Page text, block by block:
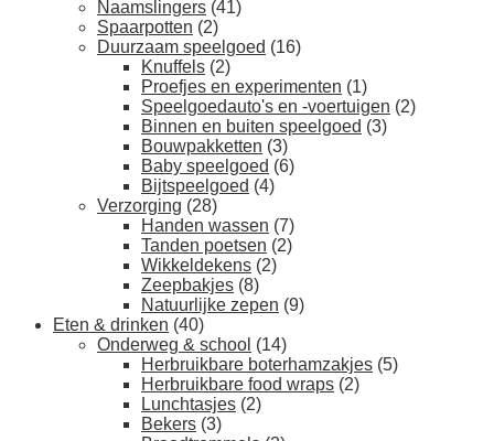
Naamslingers (41)
Spaarpotten (2)
Duurzaam speelgoed (16)
Knuffels (2)
Proefjes en experimenten (1)
Speelgoedauto's en -voertuigen (2)
Binnen en buiten speelgoed (3)
Bouwpakketten (3)
Baby speelgoed (6)
Bijtspeelgoed (4)
Verzorging (28)
Handen wassen (7)
Tanden poetsen (2)
Wikkeldekens (2)
Zeepbakjes (8)
Natuurlijke zepen (9)
Eten & drinken (40)
Onderweg & school (14)
Herbruikbare boterhamzakjes (5)
Herbruikbare food wraps (2)
Lunchtasjes (2)
Bekers (3)